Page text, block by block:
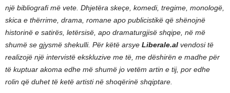
një bibliografi më vete. Dhjetëra skeçe, komedi, tregime, monologë,
skica e thërrime, drama, romane apo publicistikë që shënojnë
historinë e satirës, letërsisë, apo dramaturgjisë shqipe, në më
shumë se gjysmë shekulli. Për këtë arsye Liberale.al vendosi të
realizojë një intervistë ekskluzive me të, me dëshirën e madhe për
të kuptuar akoma edhe më shumë jo vetëm artin e tij, por edhe
rolin që duhet të ketë artisti në shoqërinë shqiptare.